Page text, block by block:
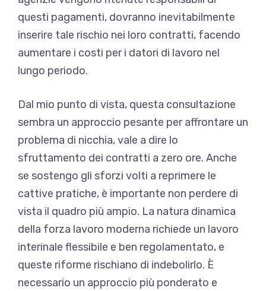
questi pagamenti, dovranno inevitabilmente
inserire tale rischio nei loro contratti, facendo
aumentare i costi per i datori di lavoro nel
lungo periodo.
Dal mio punto di vista, questa consultazione
sembra un approccio pesante per affrontare un
problema di nicchia, vale a dire lo
sfruttamento dei contratti a zero ore. Anche
se sostengo gli sforzi volti a reprimere le
cattive pratiche, è importante non perdere di
vista il quadro più ampio. La natura dinamica
della forza lavoro moderna richiede un lavoro
interinale flessibile e ben regolamentato, e
queste riforme rischiano di indebolirlo. È
necessario un approccio più ponderato e